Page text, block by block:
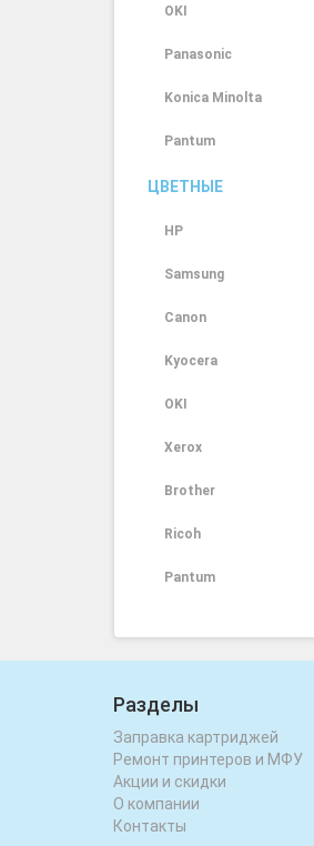
OKI
Panasonic
Konica Minolta
Pantum
ЦВЕТНЫЕ
HP
Samsung
Canon
Kyocera
OKI
Xerox
Brother
Ricoh
Pantum
Разделы
Заправка картриджей
Ремонт принтеров и МФУ
Акции и скидки
О компании
Контакты